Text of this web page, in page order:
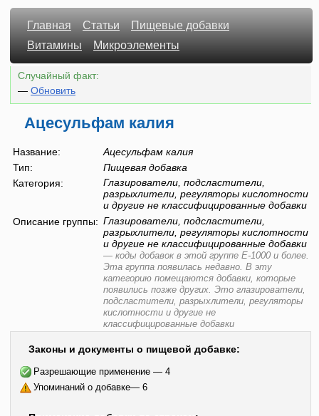
Главная Статьи
Пищевые добавки
Витамины
Микроэлементы
Случайный факт:
— Обновить
Ацесульфам калия
Название:
Ацесульфам калия
Тип:
Пищевая добавка
Категория:
Глазирователи, подсластители,
разрыхлители, регуляторы кислотности
и другие не классифицированные добавки
Описание группы: Глазирователи, подсластители,
разрыхлители, регуляторы кислотности
и другие не классифицированные добавки
— коды добавок в этой группе Е-1000 и более.
Эта группа появилась недавно. В эту
категорию помещаются добавки, которые
появились позже других. Это глазирователи,
подсластители, разрыхлители, регуляторы
кислотности и другие не
классифицированные добавки
Законы и документы о пищевой добавке:
Разрешающие применение — 4
Упоминаний о добавке— 6